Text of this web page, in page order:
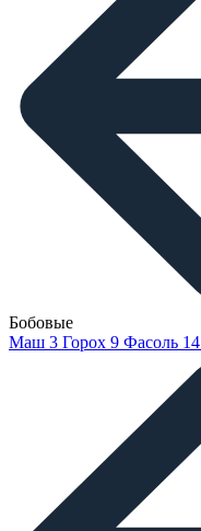
Бобовые
Маш 3 Горох 9 Фасоль 14